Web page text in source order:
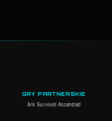
GRY PARTNERSKIE
Ark Survival Ascended